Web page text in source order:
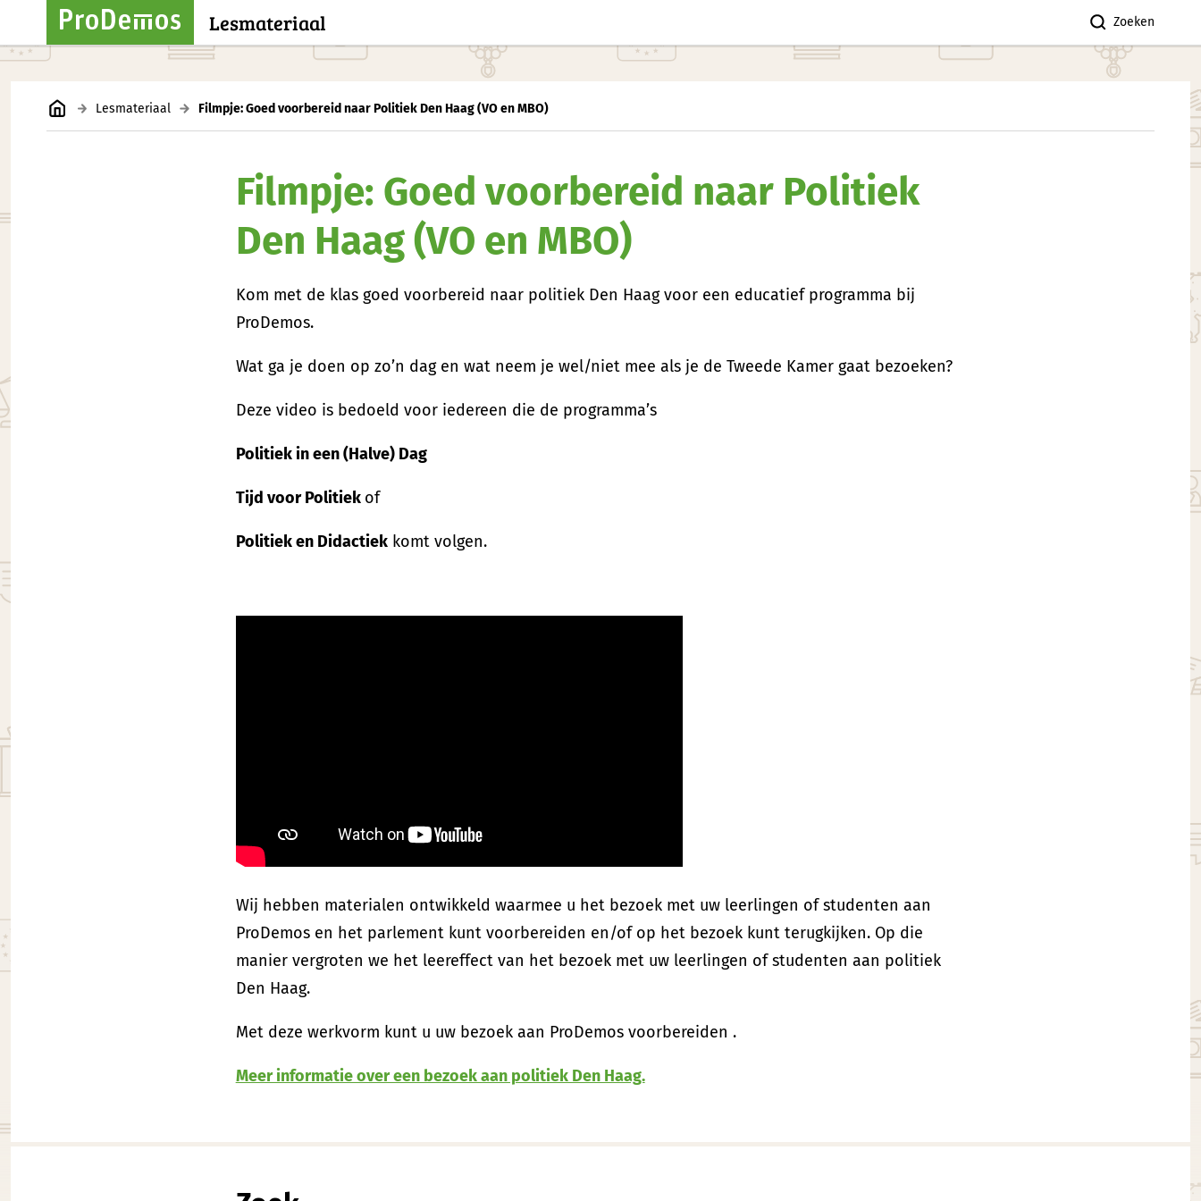
Lesmateriaal Zoeken
Lesmateriaal Filmpje: Goed voorbereid naar Politiek Den Haag (VO en MBO)
Filmpje: Goed voorbereid naar Politiek
Den Haag (VO en MBO)
Kom met de klas goed voorbereid naar politiek Den Haag voor een educatief programma bij
ProDemos.
Wat ga je doen op zo’n dag en wat neem je wel/niet mee als je de Tweede Kamer gaat bezoeken?
Deze video is bedoeld voor iedereen die de programma’s
Politiek in een (Halve) Dag
Tijd voor Politiek of
Politiek en Didactiekkomt volgen.
Wij hebben materialen ontwikkeld waarmee u het bezoek met uw leerlingen of studenten aan
ProDemos en het parlement kunt voorbereiden en/of op het bezoek kunt terugkijken. Op die
manier vergroten we het leereffect van het bezoek met uw leerlingen of studenten aan politiek
Den Haag.
Met deze werkvorm kunt u uw bezoek aan ProDemos voorbereiden .
Meer informatie over een bezoek aan politiek Den Haag.